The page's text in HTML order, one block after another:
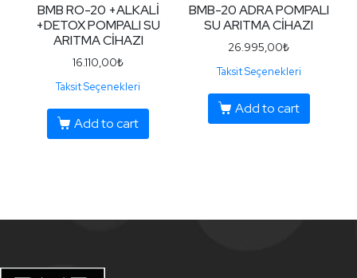
BMB RO-20 +ALKALİ
+DETOX POMPALI SU
ARITMA CİHAZI
16.110,00₺
Taksit Seçenekleri
Add to cart
BMB-20 ADRA POMPALI
SU ARITMA CİHAZI
26.995,00₺
Taksit Seçenekleri
Add to cart